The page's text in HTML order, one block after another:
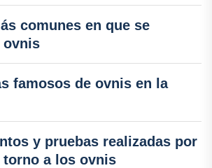
comunes en que se
ovnis
famosos de ovnis en la
y pruebas realizadas por
a los ovnis